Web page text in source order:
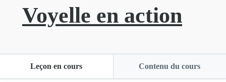
Voyelle en action
Leçon en cours Contenu du cours